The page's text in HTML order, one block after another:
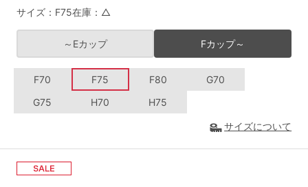
L LL
S-CD
M-AB M-EF
L-AB L-EF
4,000円～
セールアイテムから探す
セールアイテム
お気に入り
サイズ：F75在庫：△
～Eカップ Fカップ～
F70 F75 F80
G70
G75
H70 H75
サイズについて